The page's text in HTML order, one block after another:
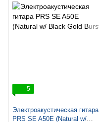
5
Электроакустическая гитара
PRS SE A50E (Natural w/